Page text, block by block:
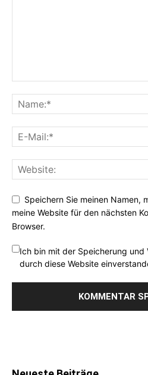
Speichern Sie meinen Namen,
meine Website für den nächsten
Browser.
Ich bin mit der Speicherung und
durch diese Website